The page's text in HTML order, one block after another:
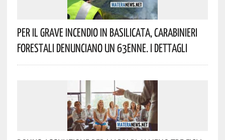
Per Il Grave Incendio In Basilicata, Carabinieri
Forestali Denunciano Un 63enne. I Dettagli